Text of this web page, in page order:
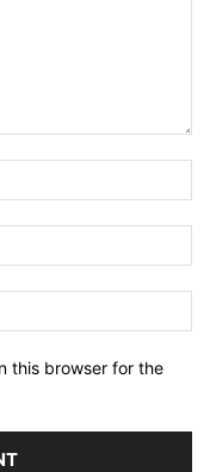
this browser for the